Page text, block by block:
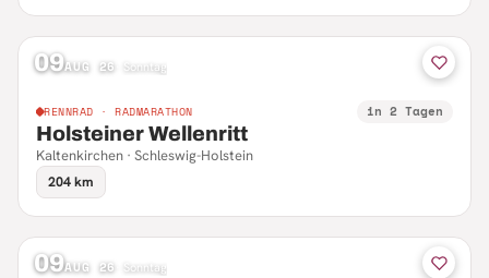
09AUG 26 Sonntag
RENNRAD · RADMARATHON in 2 Tagen
Holsteiner Wellenritt
Kaltenkirchen · Schleswig-Holstein
204 km
09AUG 26 Sonntag